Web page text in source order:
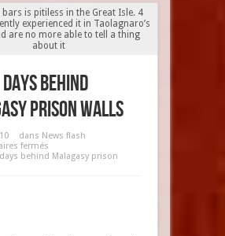
bars is pitiless in the Great Isle. 4
experienced it in Taolagnaro’s
are no more able to tell a thing
about it
behind
prison walls
dans News flash
fermés
behind Malagasy prison